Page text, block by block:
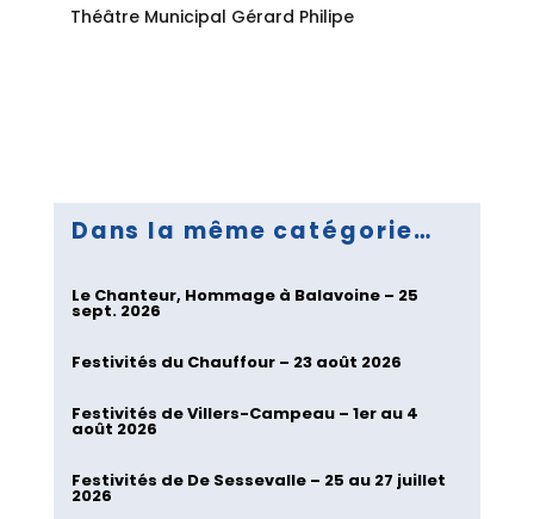
Théâtre Municipal Gérard Philipe
Dans la même catégorie…
Le Chanteur, Hommage à Balavoine – 25
sept. 2026
Festivités du Chauffour – 23 août 2026
Festivités de Villers-Campeau – 1er au 4
août 2026
Festivités de De Sessevalle – 25 au 27 juillet
2026